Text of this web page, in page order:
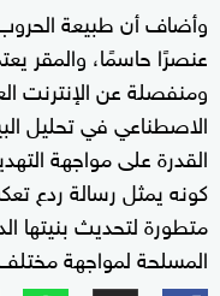
وأضاف أن طبيعة الحروب
عنصرًا حاسمًا، والمقر
ومنفصلة عن الإنترنت
الاصطناعي في تحليل
القدرة على مواجهة
كونه يمثل رسالة ردع
متطورة لتحديث بنيتها
المسلحة لمواجهة مختلف